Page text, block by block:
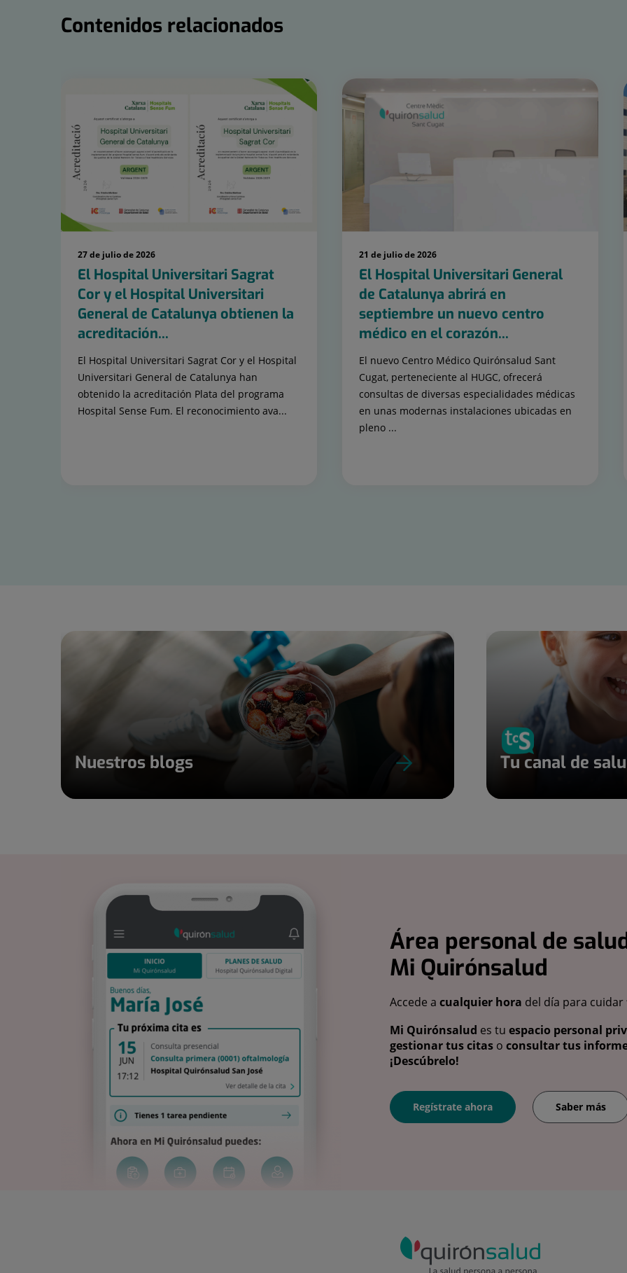
Contenidos relacionados
27 de julio de 2026
El Hospital Universitari Sagrat
Cor y el Hospital Universitari
General de Catalunya obtienen la
acreditación...
El Hospital Universitari Sagrat Cor y el Hospital
Universitari General de Catalunya han
obtenido la acreditación Plata del programa
Hospital Sense Fum. El reconocimiento ava...
21 de julio de 2026
El Hospital Universitari General
de Catalunya abrirá en
septiembre un nuevo centro
médico en el corazón...
El nuevo Centro Médico Quirónsalud Sant
Cugat, perteneciente al HUGC, ofrecerá
consultas de diversas especialidades médicas
en unas modernas instalaciones ubicadas en
pleno ...
Nuestros blogs Tu canal de
Área personal de
Mi Quirónsalud
Accede a cualquier hora del día para cuidar
Mi Quirónsalud es tu espacio personal
gestionar tus citas o consultar tus
¡Descúbrelo!
Regístrate ahora Saber más